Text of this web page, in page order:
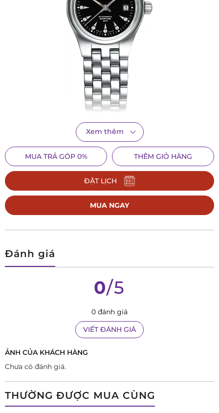
Lịch sử phát triển của Enicar chứng kiến những mẫu đồng
hồ với chất lượng tuyệt hảo. Trong số đó, có những cột mốc
đáng chú ý như việc đồng hồ Enicar đồng hành cùng với
đoàn thám hiểm chinh phục đỉnh núi Everest thuộc dãy núi
cao nhất thế giới Himalaya, vượt qua thử thách 50 ngày vượt
biển cùng đoàn thuyền Mayflower hay được vinh danh là
“The watch of Precision” năm 1970. Những mẫu đồng hồ của
Enicar được ưa chuộng trên toàn thế giới nhờ thiết kế đậm
vận hành bền bỉ.
Xem thêm
MUA TRẢ GÓP 0% THÊM GIỎ HÀNG
ĐẶT LỊCH
MUA NGAY
Đánh giá
0/5
0 đánh giá
VIẾT ĐÁNH GIÁ
ẢNH CỦA KHÁCH HÀNG
Chưa có đánh giá.
THƯỜNG ĐƯỢC MUA CÙNG